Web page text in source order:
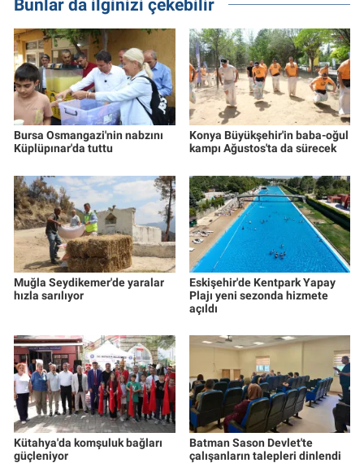
Bunlar da ilginizi çekebilir
Bursa Osmangazi'nin nabzını
Küplüpınar'da tuttu
Konya Büyükşehir'in baba-oğul
kampı Ağustos'ta da sürecek
Muğla Seydikemer'de yaralar
hızla sarılıyor
Eskişehir'de Kentpark Yapay
Plajı yeni sezonda hizmete
açıldı
Kütahya'da komşuluk bağları
güçleniyor
Batman Sason Devlet'te
çalışanların talepleri dinlendi